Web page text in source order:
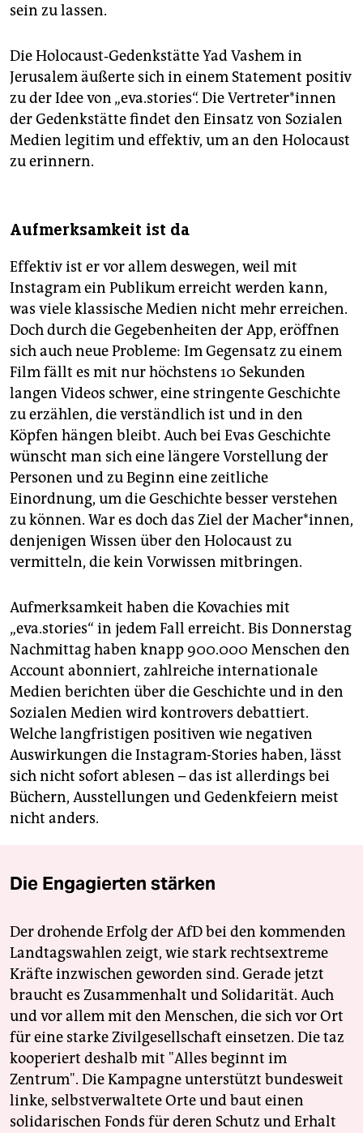
sein zu lassen.
Die Holocaust‐Gedenkstätte Yad Vashem in
Jerusalem äußerte sich in einem Statement positiv
zu der Idee von „eva.stories“. Die Vertreter*innen
der Gedenkstätte findet den Einsatz von Sozialen
Medien legitim und effektiv, um an den Holocaust
zu erinnern.
Aufmerksamkeit ist da
Effektiv ist er vor allem deswegen, weil mit
Instagram ein Publikum erreicht werden kann,
was viele klassische Medien nicht mehr erreichen.
Doch durch die Gegebenheiten der App, eröffnen
sich auch neue Probleme: Im Gegensatz zu einem
Film fällt es mit nur höchstens 10 Sekunden
langen Videos schwer, eine stringente Geschichte
zu erzählen, die verständlich ist und in den
Köpfen hängen bleibt. Auch bei Evas Geschichte
wünscht man sich eine längere Vorstellung der
Personen und zu Beginn eine zeitliche
Einordnung, um die Geschichte besser verstehen
zu können. War es doch das Ziel der Macher*innen,
denjenigen Wissen über den Holocaust zu
vermitteln, die kein Vorwissen mitbringen.
Aufmerksamkeit haben die Kovachies mit
„eva.stories“ in jedem Fall erreicht. Bis Donnerstag
Nachmittag haben knapp 900.000 Menschen den
Account abonniert, zahlreiche internationale
Medien berichten über die Geschichte und in den
Sozialen Medien wird kontrovers debattiert.
Welche langfristigen positiven wie negativen
Auswirkungen die Instagram-Stories haben, lässt
sich nicht sofort ablesen – das ist allerdings bei
Büchern, Ausstellungen und Gedenkfeiern meist
nicht anders.
Die Engagierten stärken
Der drohende Erfolg der AfD bei den kommenden
Landtagswahlen zeigt, wie stark rechtsextreme
Kräfte inzwischen geworden sind. Gerade jetzt
braucht es Zusammenhalt und Solidarität. Auch
und vor allem mit den Menschen, die sich vor Ort
für eine starke Zivilgesellschaft einsetzen. Die taz
kooperiert deshalb mit "Alles beginnt im
Zentrum". Die Kampagne unterstützt bundesweit
linke, selbstverwaltete Orte und baut einen
solidarischen Fonds für deren Schutz und Erhalt